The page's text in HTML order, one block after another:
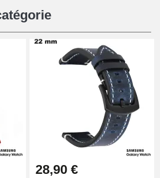
€
à Coulisse Numérique
à Poinçonner (pince trou)
€
Trou pour Bracelet de
28,90 €